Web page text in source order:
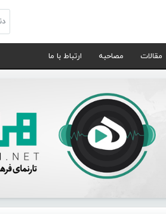
مقالات مصاحبه ارتباط با ما